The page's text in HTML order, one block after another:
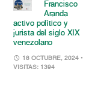
Francisco
Aranda
activo político y
jurista del siglo XIX
venezolano
18 OCTUBRE, 2024 •
VISITAS: 1394